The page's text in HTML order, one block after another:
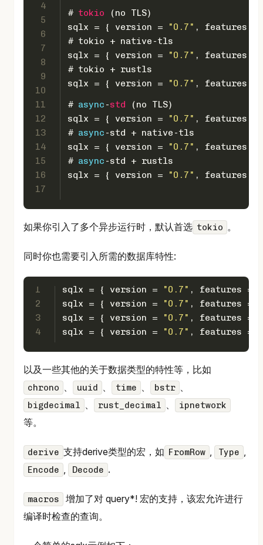
4
5
6
7
8
9
10
11
12
13
14
15
16
17
# tokio (no TLS)
sqlx = { version =
"0.7" , features
# tokio + native-tls
sqlx = { version =
"0.7" , features
# tokio + rustls
sqlx = { version =
"0.7" , features
# async -std (no TLS)
sqlx = { version =
"0.7" , features
# async -std + native-tls
sqlx = { version =
"0.7" , features
# async -std + rustls
sqlx = { version =
"0.7" , features
如果你引入了多个异步运行时，默认首选 tokio 。
同时你也需要引入所需的数据库特性:
1
2
3
4
sqlx = { version = "0.7" , features =
sqlx = { version =
"0.7" , features =
sqlx = { version =
"0.7" , features =
sqlx = { version =
"0.7" , features =
以及一些其他的关于数据类型的特性等，比如
chrono 、 uuid 、 time 、 bstr 、
bigdecimal 、 rust_decimal 、 ipnetwork
等。
derive 支持derive类型的宏，如 FromRow , Type ,
Encode , Decode .
macros
增加了对 query*! 宏的支持，该宏允许进行
编译时检查的查询。